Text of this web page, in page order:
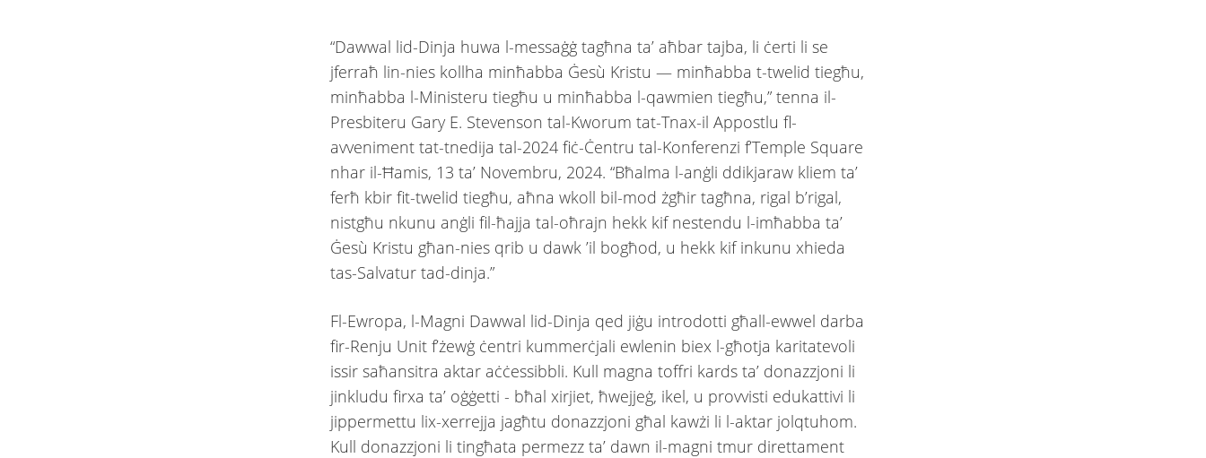
“Dawwal lid-Dinja huwa l-messaġġ tagħna ta’ aħbar tajba, li ċerti li se
jferraħ lin-nies kollha minħabba Ġesù Kristu — minħabba t-twelid tiegħu,
minħabba l-Ministeru tiegħu u minħabba l-qawmien tiegħu,” tenna il-
Presbiteru Gary E. Stevenson tal-Kworum tat-Tnax-il Appostlu fl-
avveniment tat-tnedija tal-2024 fiċ-Ċentru tal-Konferenzi f’Temple Square
nhar il-Ħamis, 13 ta’ Novembru, 2024. “Bħalma l-anġli ddikjaraw kliem ta’
ferħ kbir fit-twelid tiegħu, aħna wkoll bil-mod żgħir tagħna, rigal b’rigal,
nistgħu nkunu anġli fil-ħajja tal-oħrajn hekk kif nestendu l-imħabba ta’
Ġesù Kristu għan-nies qrib u dawk ’il bogħod, u hekk kif inkunu xhieda
tas-Salvatur tad-dinja.”
Fl-Ewropa, l-Magni Dawwal lid-Dinja qed jiġu introdotti għall-ewwel darba
fir-Renju Unit f’żewġ ċentri kummerċjali ewlenin biex l-għotja karitatevoli
issir saħansitra aktar aċċessibbli. Kull magna toffri kards ta’ donazzjoni li
jinkludu firxa ta’ oġġetti - bħal xirjiet, ħwejjeġ, ikel, u provvisti edukattivi li
jippermettu lix-xerrejja jagħtu donazzjoni għal kawżi li l-aktar jolqtuhom.
Kull donazzjoni li tingħata permezz ta’ dawn il-magni tmur direttament